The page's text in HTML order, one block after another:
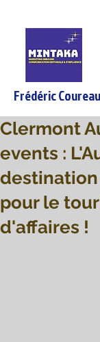
Frédéric Coureau
Clermont
events :
pour le
d'affaires !